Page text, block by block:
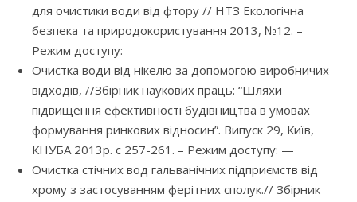
для очистики води від фтору // НТЗ Екологічна
безпека та природокористування 2013, №12. –
Режим доступу: —
Очистка води від нікелю за допомогою виробничих
відходів, //Збірник наукових праць: “Шляхи
підвищення ефективності будівництва в умовах
формування ринкових відносин”. Випуск 29, Київ,
КНУБА 2013р. с 257-261. – Режим доступу: —
Очистка стічних вод гальванічних підприємств від
хрому з застосуванням ферітних сполук.// Збірник